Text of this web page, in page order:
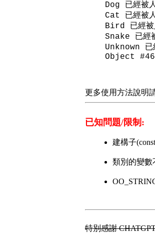
Dog 已經被
Cat 已經被
Bird 已經被
Snake 已經
Unknown 已
Object
更多使用方法說明
已知問題/限制:
建構子
類別的變數
特別感謝